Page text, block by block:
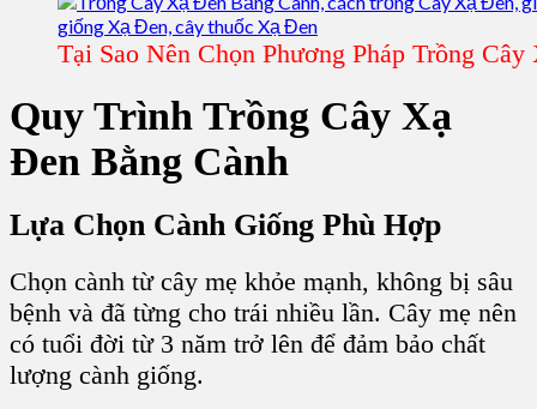
Tại Sao Nên Chọn Phương Pháp Trồng
Quy Trình Trồng Cây Xạ
Đen Bằng Cành
Lựa Chọn Cành Giống Phù Hợp
Chọn cành từ cây mẹ khỏe mạnh, không bị sâu
bệnh và đã từng cho trái nhiều lần. Cây mẹ nên
có tuổi đời từ 3 năm trở lên để đảm bảo chất
lượng cành giống.